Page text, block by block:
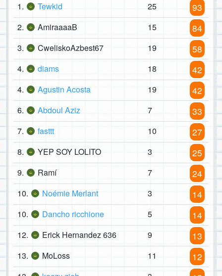
1.
Tewkid 25 93
2. AmiraaaaB 15 84
3. CweliskoAzbest67 19 58
4. diams 18 42
4. Agustin Acosta 19 42
6. Abdoul Aziz 7 33
7. fasttt 10 27
8. YEP SOY LOLITO 3 25
9. Ramí 7 24
10. Noémie Merlant 3 14
10. Dancho ricchione 5 14
12. Erick Hernandez 636 9 13
13. MoLoss 11 12